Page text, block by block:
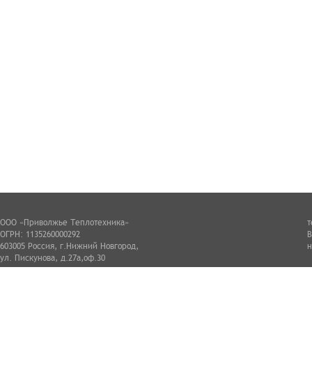
ООО «Приволжье Теплотехника»
ОГРН: 1135260000292
603005 Россия, г.Нижний Новгород,
ул. Пискунова, д.27а,оф.30